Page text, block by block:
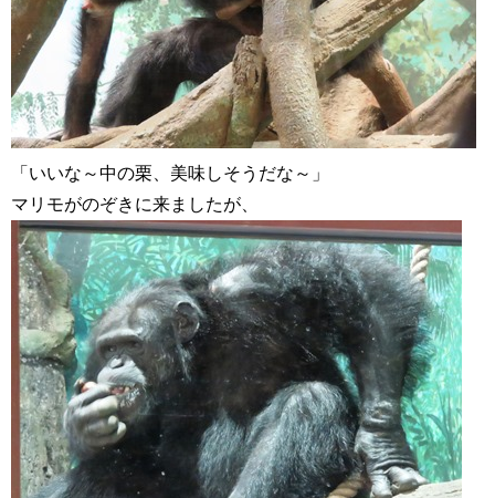
「いいな～中の栗、美味しそうだな～」
マリモがのぞきに来ましたが、